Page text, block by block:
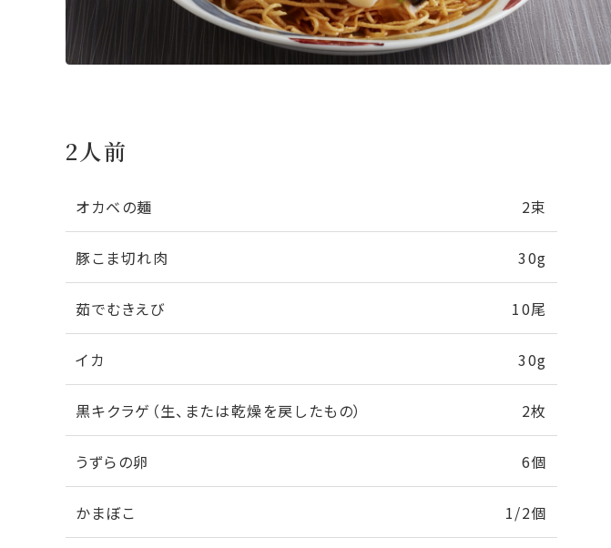
2人前
オカベの麺 2束
豚こま切れ肉 30g
茹でむきえび 10尾
イカ 30g
黒キクラゲ（生、または乾燥を戻したもの） 2枚
うずらの卵 6個
かまぼこ 1/2個